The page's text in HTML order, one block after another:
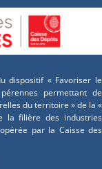
dispositif « Favoriser le
permettant de
du territoire » de la «
la filière des industries
par la Caisse des